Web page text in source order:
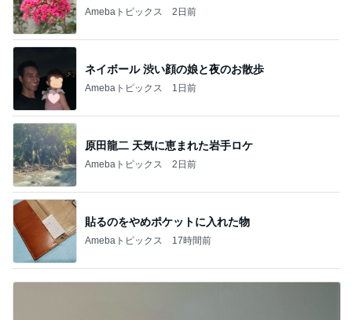
Amebaトピックス 2日前
ネイボール 渋い顔の娘と夜のお散歩
Amebaトピックス 1日前
原田龍二 天気に恵まれた岩手ロケ
Amebaトピックス 2日前
貼るのをやめポケットに入れた物
Amebaトピックス 17時間前